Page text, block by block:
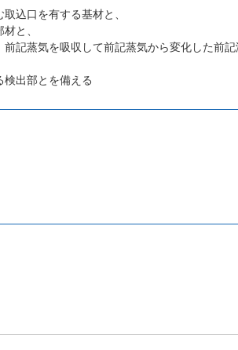
込口を有する基材と、
と、
記蒸気を吸収して前記蒸気から変化した前記
出部とを備える